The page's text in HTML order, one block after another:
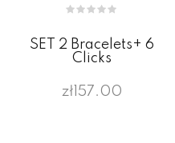
SET 2 Bracelets+ 6
Clicks
zł157.00